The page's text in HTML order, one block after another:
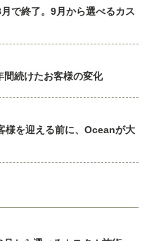
で終了。9月から選べるカス
続けたお客様の変化
様を迎える前に、Oceanが大